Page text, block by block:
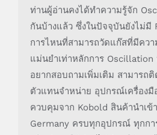
ท่านผู้อ่านคงได้ทำความรู้จัก
กันบ้างแล้ว ซึ่งในปัจจุบันยังไม่
การไหนที่สามารถวัดแก๊สที่มีคว
แม่นยำเท่าหลักการ Oscillation
อยากสอบถามเพิ่มเติม สามารถ
ตัวแทนจำหน่าย อุปกรณ์เครื่องมื
ควบคุมจาก Kobold สินค้านำเข้
Germany ครบทุกอุปกรณ์ ทุกกา